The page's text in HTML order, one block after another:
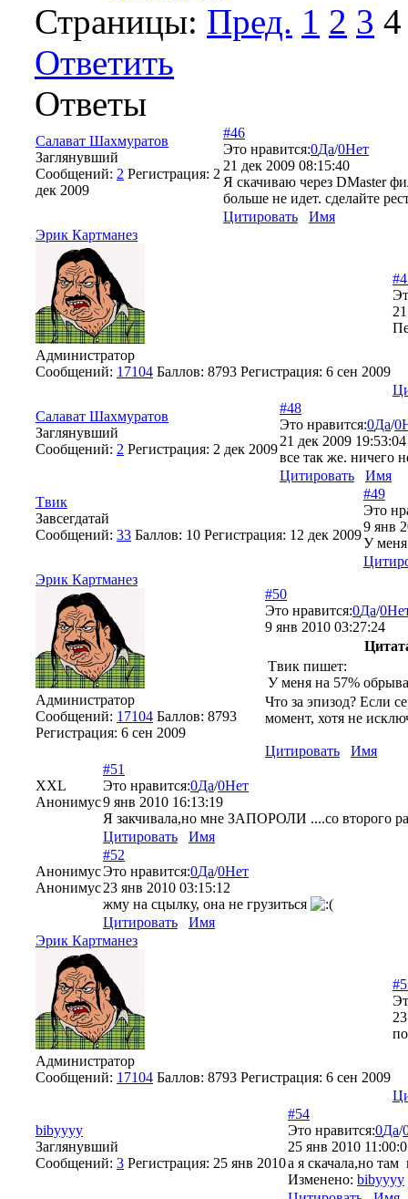
Страницы: Пред. 1 2 3 4
Ответить
Ответы
Салават Шахмуратов
Заглянувший
Сообщений: 2 Регистрация: 2
дек 2009
#46
Это нравится:0Да/0Нет
21 дек 2009 08:15:40
Я скачиваю через DMaster
больше не идет. сделайте
Цитировать
Имя
Эрик Картманез
Администратор
Сообщений: 17104 Баллов: 8793 Регистрация: 6 сен 2009
Салават Шахмуратов
Заглянувший
Сообщений: 2 Регистрация: 2 дек 2009
#48
Это нравится:0Да/0
21 дек 2009 19:53:04
все так же. ничего
Цитировать
Имя
Tвик
Завсегдатай
Сообщений: 33 Баллов: 10 Регистрация: 12 дек 2009
#49
Это
9 янв
У меня
Эрик Картманез
Администратор
Сообщений: 17104 Баллов: 8793
Регистрация: 6 сен 2009
#50
Это нравится:0Да/0
9 янв 2010 03:27:24
Tвик пишет:
У меня на 57%
Что за эпизод? Если
момент, хотя не
Цитировать Имя
XXL
Анонимус
#51
Это нравится:0Да/0Нет
9 янв 2010 16:13:19
Я закчивала,но мне ЗАПОРОЛИ ....со второго
Цитировать
Имя
Анонимус
Анонимус
#52
Это нравится:0Да/0Нет
23 янв 2010 03:15:12
жму на сцылку, она не грузиться
Цитировать
Имя
Эрик Картманез
Администратор
Сообщений: 17104 Баллов: 8793 Регистрация: 6 сен 2009
bibyyyy
Заглянувший
Сообщений: 3 Регистрация: 25 янв 2010
#54
Это нравится:0Да/
25 янв 2010
а я скачала,но
Изменено: bibyyyy